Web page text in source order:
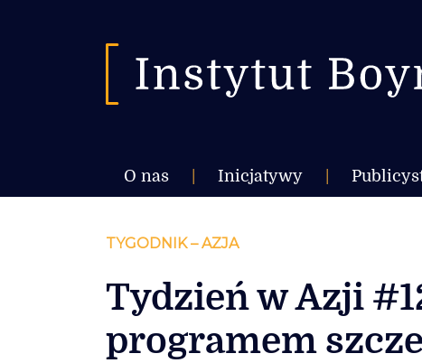
O nas Inicjatywy
TYGODNIK – AZJA
Tydzień w Azji
programem